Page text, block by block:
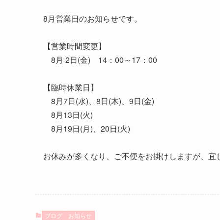
8月営業日のお知らせです。
【営業時間変更】
8月 2日(金) 14：00～17：00
【臨時休業日】
8月7日(水)、8日(木)、9日(金)
8月13日(火)
8月19日(月)、20日(火)
お休みが多くなり、ご不便をお掛けしますが、宜
ブログ お知らせ